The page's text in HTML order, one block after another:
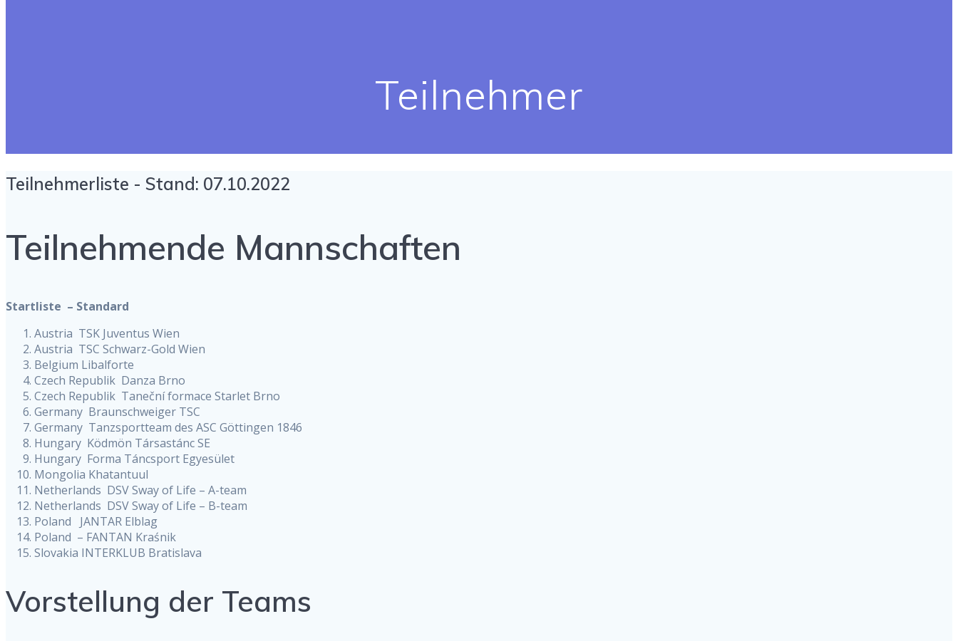
Teilnehmer
Teilnehmerliste - Stand: 07.10.2022
Teilnehmende Mannschaften
Startliste – Standard
Austria TSK Juventus Wien
Austria TSC Schwarz-Gold Wien
Belgium Libalforte
Czech Republik Danza Brno
Czech Republik Taneční formace Starlet Brno
Germany Braunschweiger TSC
Germany Tanzsportteam des ASC Göttingen 1846
Hungary Ködmön Társastánc SE
Hungary Forma Táncsport Egyesület
Mongolia Khatantuul
Netherlands DSV Sway of Life – A-team
Netherlands DSV Sway of Life – B-team
Poland JANTAR Elblag
Poland – FANTAN Kraśnik
Slovakia INTERKLUB Bratislava
Vorstellung der Teams